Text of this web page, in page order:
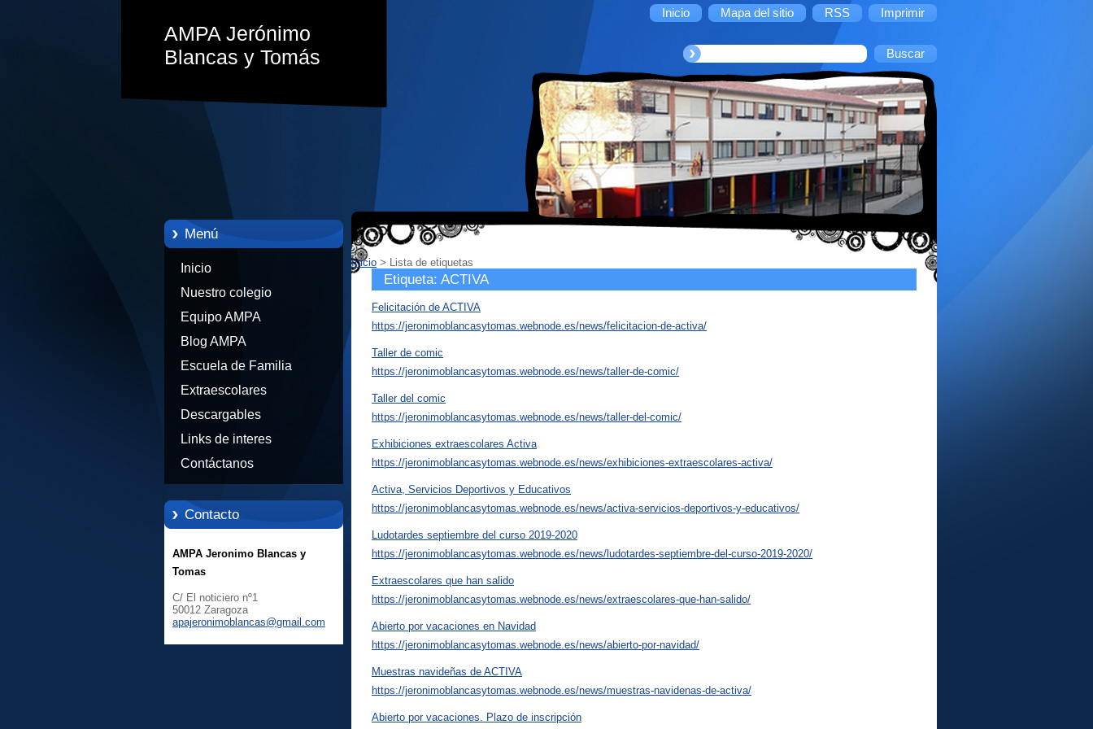
Inicio Mapa del sitio RSS Imprimir
AMPA Jerónimo
Blancas y Tomás
Menú
Inicio
Nuestro colegio
Equipo AMPA
Blog AMPA
Escuela de Familia
Extraescolares
Descargables
Links de interes
Contáctanos
Contacto
AMPA Jeronimo Blancas y
Tomas
C/ El noticiero nº1
50012 Zaragoza
apajeronimoblancas@gmail .com
Inicio > Lista de etiquetas
Etiqueta: ACTIVA
Felicitación de ACTIVA
https://jeronimoblancasytomas.webnode.es/news/felicitacion-de-activa/
Taller de comic
https://jeronimoblancasytomas.webnode.es/news/taller-de-comic/
Taller del comic
https://jeronimoblancasytomas.webnode.es/news/taller-del-comic/
Exhibiciones extraescolares Activa
https://jeronimoblancasytomas.webnode.es/news/exhibiciones-extraescolares-activa/
Activa, Servicios Deportivos y Educativos
https://jeronimoblancasytomas.webnode.es/news/activa-servicios-deportivos-y-educativos/
Ludotardes septiembre del curso 2019-2020
https://jeronimoblancasytomas.webnode.es/news/ludotardes-septiembre-del-curso-2019-2020/
Extraescolares que han salido
https://jeronimoblancasytomas.webnode.es/news/extraescolares-que-han-salido/
Abierto por vacaciones en Navidad
https://jeronimoblancasytomas.webnode.es/news/abierto-por-navidad/
Muestras navideñas de ACTIVA
https://jeronimoblancasytomas.webnode.es/news/muestras-navidenas-de-activa/
Abierto por vacaciones. Plazo de inscripción